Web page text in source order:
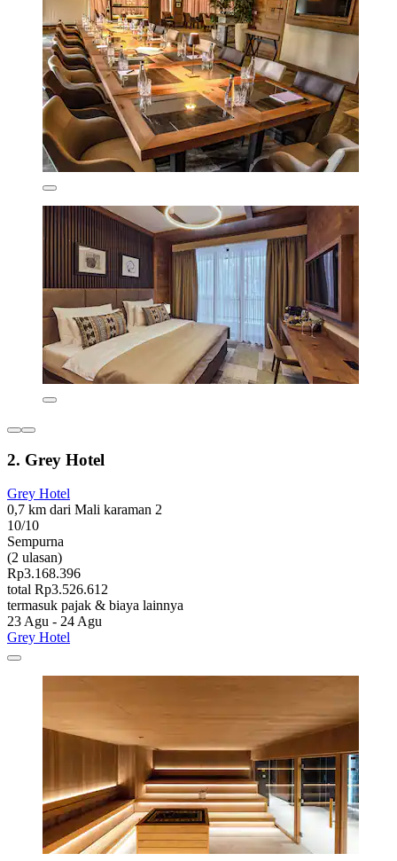
2. Grey Hotel
Grey Hotel
0,7 km dari Mali karaman 2
10/10
Sempurna
(2 ulasan)
Rp3.168.396
total Rp3.526.612
termasuk pajak & biaya lainnya
23 Agu - 24 Agu
Grey Hotel